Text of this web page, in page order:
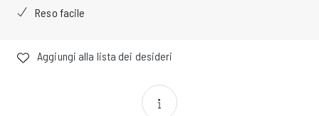
Reso facile
Aggiungi alla lista dei desideri